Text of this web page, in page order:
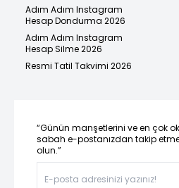
Adım Adım Instagram
Hesap Dondurma 2026
Adım Adım Instagram
Hesap Silme 2026
Resmi Tatil Takvimi 2026
“Günün manşetlerini ve en çok
sabah e-postanızdan takip
olun.”